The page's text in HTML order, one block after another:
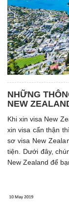
NHỮNG
NEW
Khi xin visa New
xin visa cẩn thận
sơ visa New
tiện. Dưới đây,
New Zealand để